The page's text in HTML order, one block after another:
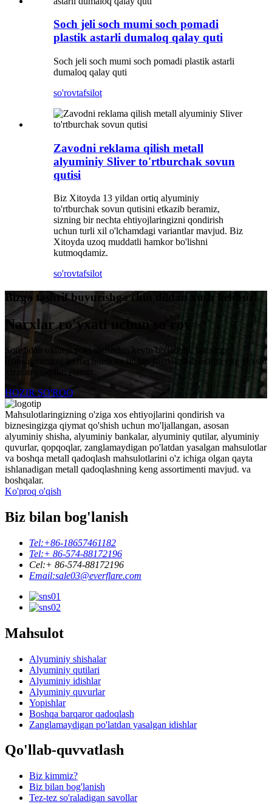
Soch jeli soch mumi soch pomadi
plastik astarli dumaloq qalay quti
Soch jeli soch mumi soch pomadi plastik astarli
dumaloq qalay quti
so'rovtafsilot
Zavodni reklama qilish metall
alyuminiy Sliver to'rtburchak sovun
qutisi
Biz Xitoyda 13 yildan ortiq alyuminiy
to'rtburchak sovun qutisini etkazib beramiz,
sizning bir nechta ehtiyojlaringizni qondirish
uchun turli xil o'lchamdagi variantlar mavjud. Biz
Xitoyda uzoq muddatli hamkor bo'lishni
kutmoqdamiz.
so'rovtafsilot
Bizga tashrif buyurishga chin dildan xush kelibsiz!
Narxlar ro'yxati uchun so'rov
Sotishdan oldingi yoki sotishdan keyin bo'ladimi, biz sizga
mahsulotimizni tezroq bilish va undan foydalanish uchun eng yaxshi
xizmatni taqdim etamiz.
HOZIR SO'ROQ
Mahsulotlaringizning o'ziga xos ehtiyojlarini qondirish va
biznesingizga qiymat qo'shish uchun mo'ljallangan, asosan
alyuminiy shisha, alyuminiy bankalar, alyuminiy qutilar, alyuminiy
quvurlar, qopqoqlar, zanglamaydigan po'latdan yasalgan mahsulotlar
va boshqa metall qadoqlash mahsulotlarini o'z ichiga olgan qayta
ishlanadigan metall qadoqlashning keng assortimenti mavjud. va
boshqalar.
Ko'proq o'qish
Biz bilan bog'lanish
Tel:+86-18657461182
Tel:+ 86-574-88172196
Cel:+ 86-574-88172196
Email:sale03@everflare.com
Mahsulot
Alyuminiy shishalar
Alyuminiy qutilari
Alyuminiy idishlar
Alyuminiy quvurlar
Yopishlar
Boshqa barqaror qadoqlash
Zanglamaydigan po'latdan yasalgan idishlar
Qo'llab-quvvatlash
Biz kimmiz?
Biz bilan bog'lanish
Tez-tez so'raladigan savollar